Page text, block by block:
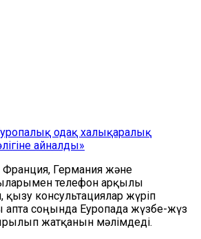
одақ халықаралық
айналды»
Франция, Германия және
телефон арқылы
қызу консультациялар жүріп
соңында Еуропада жүзбе-жүз
жатқанын мәлімдеді.